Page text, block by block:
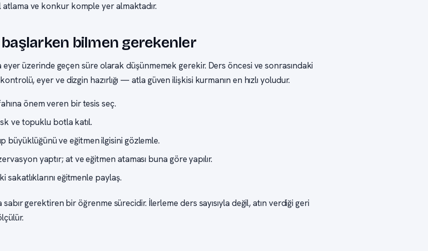
ve konkur komple yer almaktadır.
bilmen gerekenler
eyer üzerinde geçen süre olarak düşünmemek gerekir. Ders öncesi ve sonrasındaki
eyer ve dizgin hazırlığı — atla güven ilişkisi kurmanın en hızlı yoludur.
önem veren bir tesis seç.
ve topuklu botla katıl.
büyüklüğünü ve eğitmen ilgisini gözlemle.
yaptır; at ve eğitmen ataması buna göre yapılır.
sakatlıklarını eğitmenle paylaş.
sabır gerektiren bir öğrenme sürecidir. İlerleme ders sayısıyla değil, atın verdiği geri